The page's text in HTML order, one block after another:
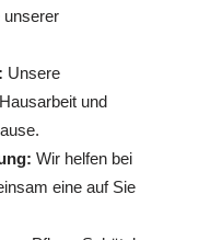
unserer
Unsere
und
Wir helfen bei
eine auf Sie